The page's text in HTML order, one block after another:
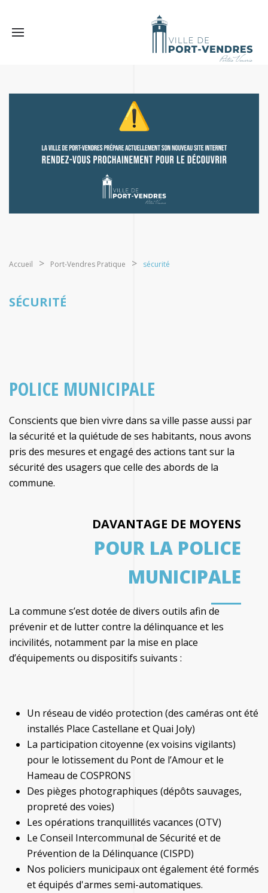
Accueil Port-Vendres Pratique sécurité
SÉCURITÉ
POLICE MUNICIPALE
Conscients que bien vivre dans sa ville passe aussi par
la sécurité et la quiétude de ses habitants, nous avons
pris des mesures et engagé des actions tant sur la
sécurité des usagers que celle des abords de la
commune.
DAVANTAGE DE MOYENS
POUR LA POLICE
MUNICIPALE
La commune s’est dotée de divers outils afin de
prévenir et de lutter contre la délinquance et les
incivilités, notamment par la mise en place
d’équipements ou dispositifs suivants :
Un réseau de vidéo protection (des caméras ont été
installés Place Castellane et Quai Joly)
La participation citoyenne (ex voisins vigilants)
pour le lotissement du Pont de l’Amour et le
Hameau de COSPRONS
Des pièges photographiques (dépôts sauvages,
propreté des voies)
Les opérations tranquillités vacances (OTV)
Le Conseil Intercommunal de Sécurité et de
Prévention de la Délinquance (CISPD)
Nos policiers municipaux ont également été formés
et équipés d'armes semi-automatiques.